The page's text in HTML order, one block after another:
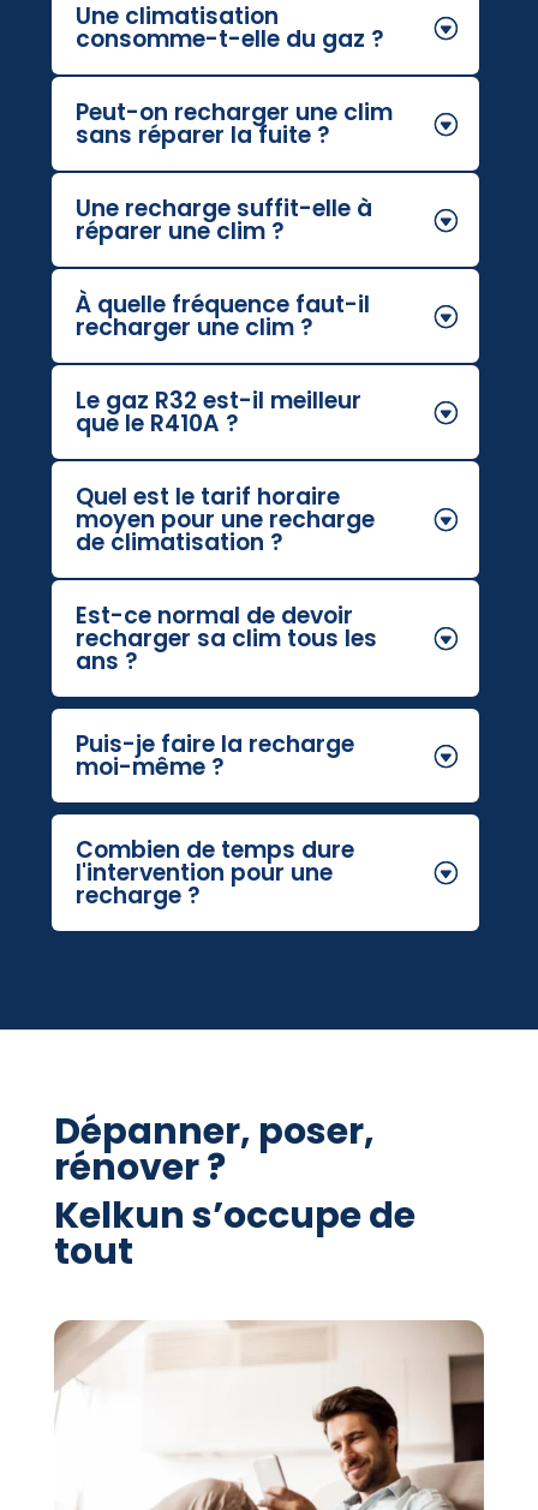
Une climatisation
consomme-t-elle du gaz ?
Peut-on recharger une clim
sans réparer la fuite ?
Une recharge suffit-elle à
réparer une clim ?
À quelle fréquence faut-il
recharger une clim ?
Le gaz R32 est-il meilleur
que le R410A ?
Quel est le tarif horaire
moyen pour une recharge
de climatisation ?
Est-ce normal de devoir
recharger sa clim tous les
ans ?
Puis-je faire la recharge
moi-même ?
Combien de temps dure
l'intervention pour une
recharge ?
Dépanner, poser,
rénover ?
Kelkun s’occupe de
tout